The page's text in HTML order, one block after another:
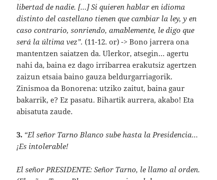
libertad de nadie. […] Si quieren hablar en idioma
distinto del castellano tienen que cambiar la ley, y en
caso contrario, sonriendo, amablemente, le digo que
será la última vez”.(11-12. or) -> Bono jarrera ona
mantentzen saiatzen da. Ulerkor, atsegin… agertu
nahi da, baina ez dago irribarrea erakutsiz agertzen
zaizun etsaia baino gauza beldurgarriagorik.
Zinismoa da Bonorena: utziko zaitut, baina gaur
bakarrik, e? Ez pasatu. Bihartik aurrera, akabo! Eta
abisatuta zaude.
3. “El señor Tarno Blanco sube hasta la Presidencia…
¡Es intolerable!
El señor PRESIDENTE: Señor Tarno, le llamo al orden.